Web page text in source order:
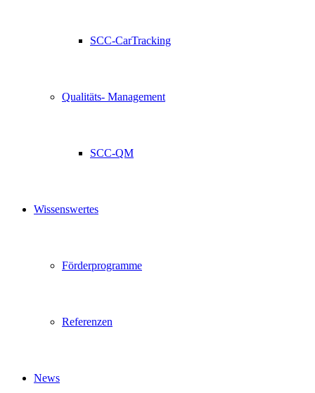
SCC-CarTracking
Qualitäts- Management
SCC-QM
Wissenswertes
Förderprogramme
Referenzen
News